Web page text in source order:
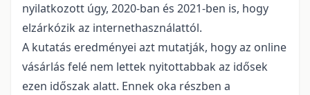
nyilatkozott úgy, 2020-ban és 2021-ben is, hogy
elzárkózik az internethasználattól.
A kutatás eredményei azt mutatják, hogy az online
vásárlás felé nem lettek nyitottabbak az idősek
ezen időszak alatt. Ennek oka részben a